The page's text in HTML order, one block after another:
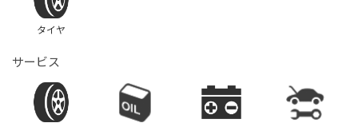
タイヤ
サービス